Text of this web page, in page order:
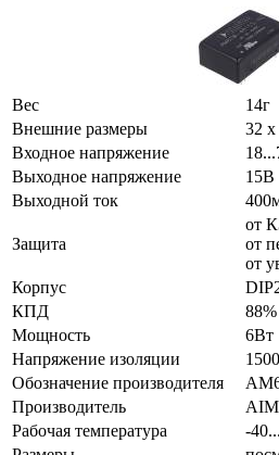
Вес
14г
Внешние размеры
32
Входное напряжение
Выходное напряжение
15В
Выходной ток
Защита
от
от
от
Корпус
КПД
88%
Мощность
6Вт
Напряжение изоляции
Обозначение производителя
Производитель
Рабочая температура
-